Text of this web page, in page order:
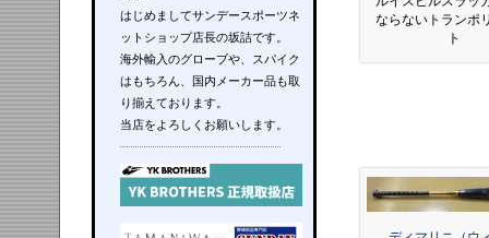
はじめましてサンデースポーツネ
ットショップ店長の坂詰です。
海外輸入のグローブや、スパイク
はもちろん、国内メーカー品も取
り揃えております。
当店をよろしくお願いします。
ならないトランポ
ト